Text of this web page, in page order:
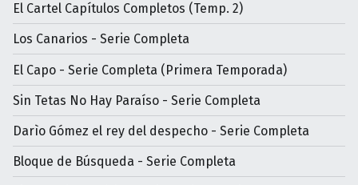
El Cartel Capítulos Completos (Temp. 2)
Los Canarios - Serie Completa
El Capo - Serie Completa (Primera Temporada)
Sin Tetas No Hay Paraíso - Serie Completa
Darìo Gómez el rey del despecho - Serie Completa
Bloque de Búsqueda - Serie Completa